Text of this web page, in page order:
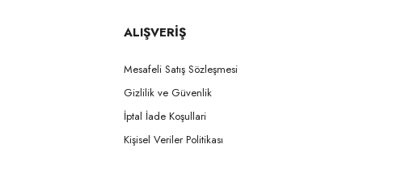
ALIŞVERİŞ
Mesafeli Satış Sözleşmesi
Gizlilik ve Güvenlik
İptal İade Koşullari
Kişisel Veriler Politikası